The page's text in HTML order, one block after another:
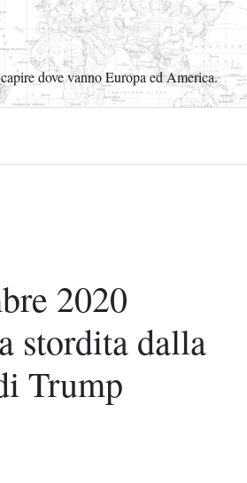
dove vanno Europa ed America.
2020
stordita dalla
Trump